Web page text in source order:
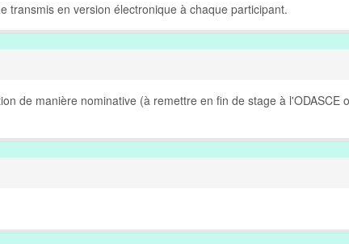
transmis en version électronique à chaque participant.
de manière nominative (à remettre en fin de stage à l'ODASCE